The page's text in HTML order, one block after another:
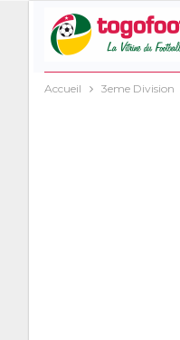
Accueil 3eme Division